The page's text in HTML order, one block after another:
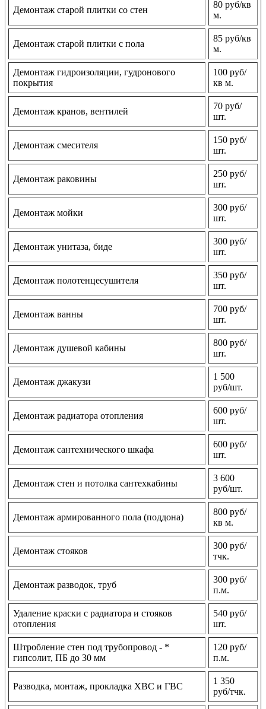
Демонтаж старой плитки со стен
80 руб/кв
м.
Демонтаж старой плитки с пола
85 руб/кв
м.
Демонтаж гидроизоляции, гудронового
покрытия
100 руб/
кв м.
Демонтаж кранов, вентилей
70 руб/
шт.
Демонтаж смесителя
150 руб/
шт.
Демонтаж раковины
250 руб/
шт.
Демонтаж мойки
300 руб/
шт.
Демонтаж унитаза, биде
300 руб/
шт.
Демонтаж полотенцесушителя
350 руб/
шт.
Демонтаж ванны
700 руб/
шт.
Демонтаж душевой кабины
800 руб/
шт.
Демонтаж джакузи
1 500
руб/шт.
Демонтаж радиатора отопления
600 руб/
шт.
Демонтаж сантехнического шкафа
600 руб/
шт.
Демонтаж стен и потолка сантехкабины
3 600
руб/шт.
Демонтаж армированного пола (поддона)
800 руб/
кв м.
Демонтаж стояков
300 руб/
тчк.
Демонтаж разводок, труб
300 руб/
п.м.
Удаление краски с радиатора и стояков
отопления
540 руб/
шт.
Штробление стен под трубопровод - *
гипсолит, ПБ до 30 мм
120 руб/
п.м.
Разводка, монтаж, прокладка ХВС и ГВС
1 350
руб/тчк.